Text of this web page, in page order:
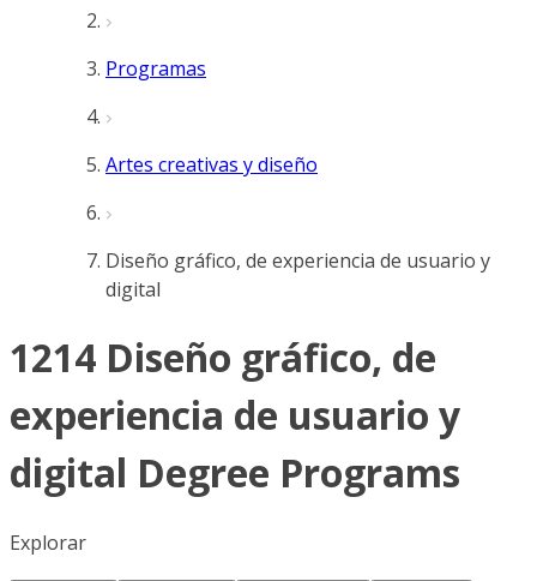
Programas
Artes creativas y diseño
Diseño gráfico, de experiencia de usuario y
digital
1214 Diseño gráfico, de
experiencia de usuario y
digital Degree Programs
Explorar